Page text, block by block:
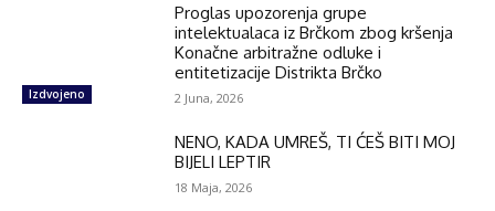
Izdvojeno
Proglas upozorenja grupe
intelektualaca iz Brčkom zbog kršenja
Konačne arbitražne odluke i
entitetizacije Distrikta Brčko
2 Juna, 2026
NENO, KADA UMREŠ, TI ĆEŠ BITI MOJ
BIJELI LEPTIR
18 Maja, 2026